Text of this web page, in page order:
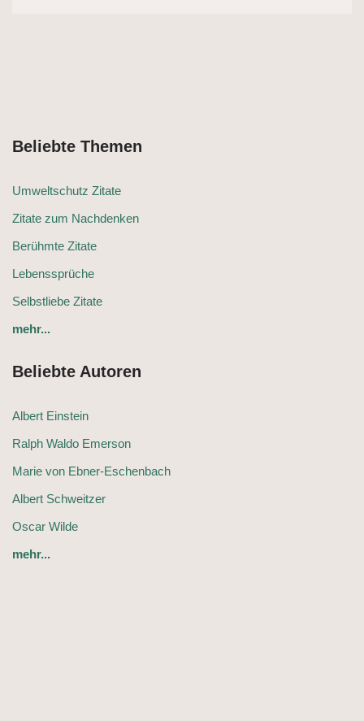
Beliebte Themen
Umweltschutz Zitate
Zitate zum Nachdenken
Berühmte Zitate
Lebenssprüche
Selbstliebe Zitate
mehr...
Beliebte Autoren
Albert Einstein
Ralph Waldo Emerson
Marie von Ebner-Eschenbach
Albert Schweitzer
Oscar Wilde
mehr...